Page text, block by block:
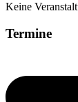
Keine
Termine